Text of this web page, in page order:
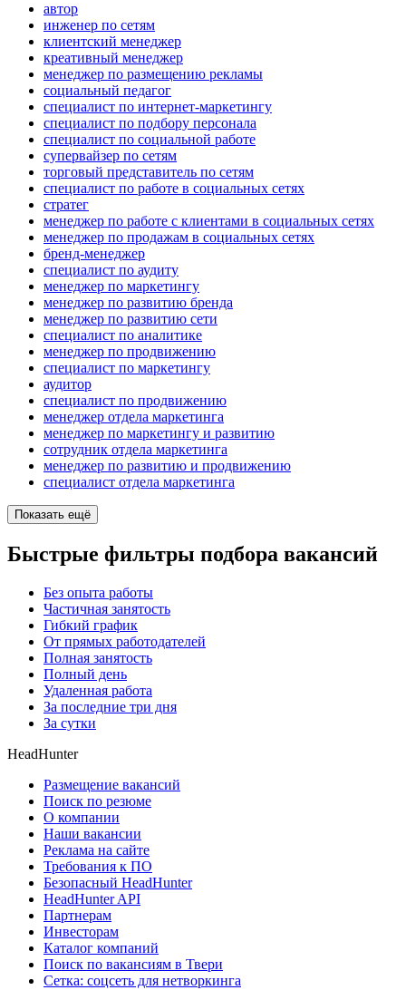
автор
инженер по сетям
клиентский менеджер
креативный менеджер
менеджер по размещению рекламы
социальный педагог
специалист по интернет-маркетингу
специалист по подбору персонала
специалист по социальной работе
супервайзер по сетям
торговый представитель по сетям
специалист по работе в социальных сетях
стратег
менеджер по работе с клиентами в социальных сетях
менеджер по продажам в социальных сетях
бренд-менеджер
специалист по аудиту
менеджер по маркетингу
менеджер по развитию бренда
менеджер по развитию сети
специалист по аналитике
менеджер по продвижению
специалист по маркетингу
аудитор
специалист по продвижению
менеджер отдела маркетинга
менеджер по маркетингу и развитию
сотрудник отдела маркетинга
менеджер по развитию и продвижению
специалист отдела маркетинга
Показать ещё
Быстрые фильтры подбора вакансий
Без опыта работы
Частичная занятость
Гибкий график
От прямых работодателей
Полная занятость
Полный день
Удаленная работа
За последние три дня
За сутки
HeadHunter
Размещение вакансий
Поиск по резюме
О компании
Наши вакансии
Реклама на сайте
Требования к ПО
Безопасный HeadHunter
HeadHunter API
Партнерам
Инвесторам
Каталог компаний
Поиск по вакансиям в Твери
Сетка: соцсеть для нетворкинга